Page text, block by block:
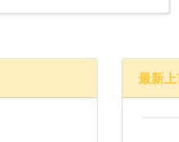
最新上